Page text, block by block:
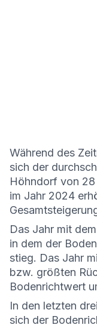
Während des
sich der
Höhndorf von
im Jahr 2024
Das Jahr mit
in dem der
stieg. Das Jahr
bzw. größten
Bodenrichtwert
In den letzten
sich der